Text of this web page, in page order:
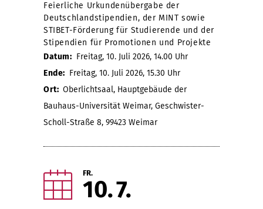
Feierliche Urkundenübergabe der
Deutschlandstipendien, der MINT sowie
STIBET-Förderung für Studierende und der
Stipendien für Promotionen und Projekte
Datum: Freitag, 10. Juli 2026, 14.00 Uhr
Ende: Freitag, 10. Juli 2026, 15.30 Uhr
Ort: Oberlichtsaal, Hauptgebäude der
Bauhaus-Universität Weimar, Geschwister-
Scholl-Straße 8, 99423 Weimar
FR.
10 7